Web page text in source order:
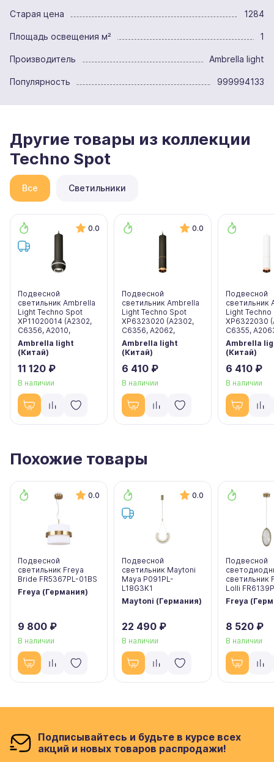
Старая цена 1284
Площадь освещения м² 1
Производитель Ambrella light
Популярность 999994133
Другие товары из коллекции
Techno Spot
Все Светильники
0.0
Подвесной
светильник Ambrella
Light Techno Spot
XP11020014 (A2302,
C6356, A2010,
Ambrella light
(Китай)
11 120 ₽
В наличии
0.0
Подвесной
светильник Ambrella
Light Techno Spot
XP6323020 (A2302,
C6356, A2062,
Ambrella light
(Китай)
6 410 ₽
В наличии
Подвесной
светильник
Light Techno
XP6322030
C6355,
Ambrella
(Китай)
6 410 ₽
В наличии
Похожие товары
0.0
Подвесной
светильник Freya
Bride FR5367PL-01BS
Freya (Германия)
9 800 ₽
В наличии
0.0
Подвесной
светильник Maytoni
Maya P091PL-
L18G3K1
Maytoni (Германия)
22 490 ₽
В наличии
Подвесной
светильник
Lolli
Freya
8 520 ₽
В наличии
Подписывайтесь и будьте в курсе всех
акций и новых товаров распродажи!